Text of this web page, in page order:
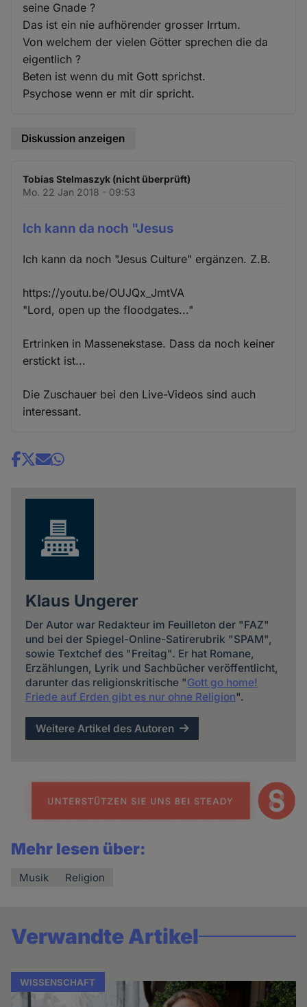
seine Gnade ?
Das ist ein nie aufhörender grosser Irrtum.
Von welchem der vielen Götter sprechen die da
eigentlich ?
Beten ist wenn du mit Gott sprichst.
Psychose wenn er mit dir spricht.
Diskussion anzeigen
Tobias Stelmaszyk (nicht überprüft)
Mo. 22 Jan 2018 - 09:53
Ich kann da noch "Jesus
Ich kann da noch "Jesus Culture" ergänzen. Z.B.
https://youtu.be/OUJQx_JmtVA
"Lord, open up the floodgates..."
Ertrinken in Massenekstase. Dass da noch keiner
erstickt ist...
Die Zuschauer bei den Live-Videos sind auch
interessant.
Share
Klaus Ungerer
Der Autor war Redakteur im Feuilleton der "FAZ"
und bei der Spiegel-Online-Satirerubrik "SPAM",
sowie Textchef des "Freitag". Er hat Romane,
Erzählungen, Lyrik und Sachbücher veröffentlicht,
darunter das religionskritische "Gott go home!
Friede auf Erden gibt es nur ohne Religion".
Weitere Artikel des Autoren
Mehr lesen über:
Musik Religion
Verwandte Artikel
WISSENSCHAFT